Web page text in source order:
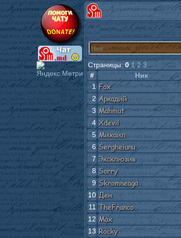
Страницы: 0 1 2 3
#
Ник
1 Fox
2 Аркадий
3 Mahmut
4 Xdevil
5 Михаил
6 Sergheiunu
7 Эксклюзив
8 Sorry
9 Skromneaga
10 Ден
11 TheFranco
12 Max
13 Rocky